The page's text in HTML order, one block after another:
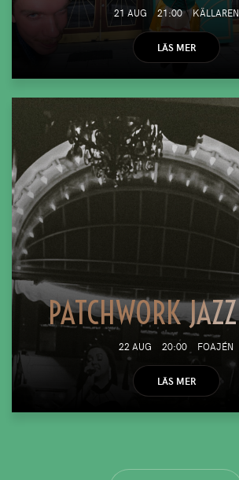
21 AUG 21:00 KÄLLAREN
LÄS MER
PATCHWORK
22 AUG 20:00 FOAJÉN
LÄS MER